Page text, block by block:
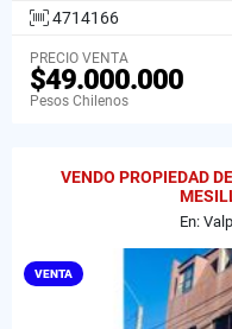
4714166
PRECIO VENTA
$49.000.000
Pesos Chilenos
VENDO PROPIEDAD
En:
VENTA